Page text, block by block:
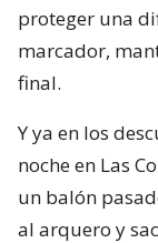
proteger una
marcador,
final.
Y ya en los
noche en Las
un balón
al arquero y